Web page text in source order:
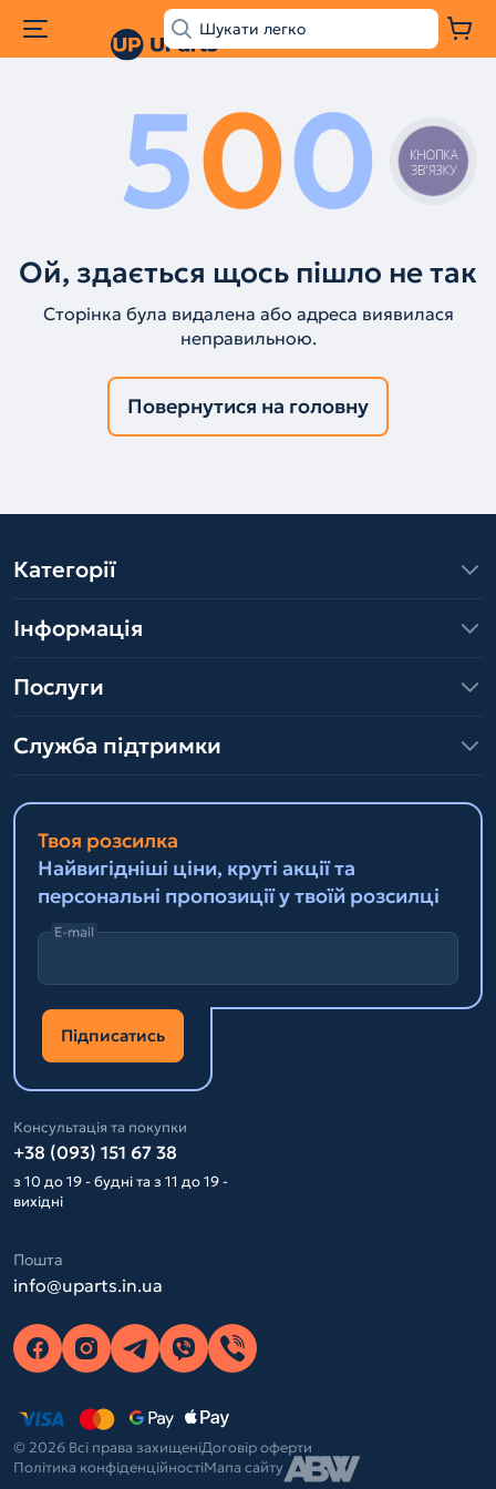
500
Ой, здається щось пішло не так
Сторінка була видалена або адреса виявилася
неправильною.
Повернутися на головну
Категорії
Інформація
Послуги
Служба підтримки
Твоя розсилка
Найвигідніші ціни, круті акції та
персональні пропозиції у твоїй розсилці
E-mail
Підписатись
Консультація та покупки
+38 (093) 151 67 38
з 10 до 19 - будні та з 11 до 19 -
вихідні
Пошта
info@uparts.in.ua
© 2026 Всі права захищеніДоговір оферти
Політика конфіденційностіМапа сайту
КНОПКА
ЗВ'ЯЗКУ